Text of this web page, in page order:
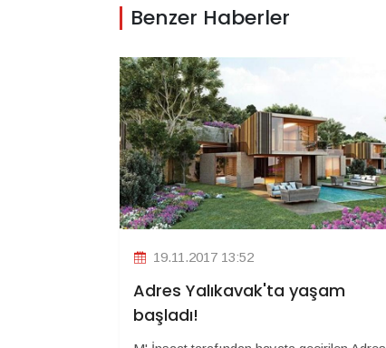
Benzer Haberler
19.11.2017 13:52
Adres Yalıkavak'ta yaşam
başladı!